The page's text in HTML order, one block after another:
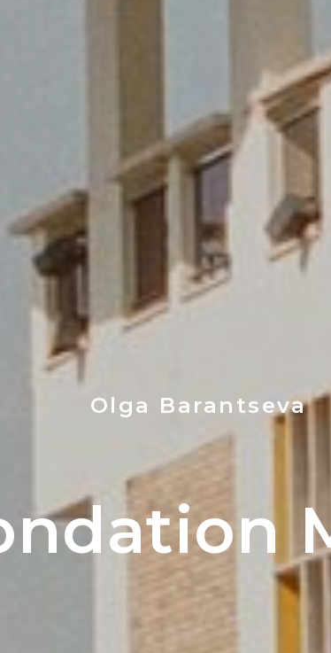
Olga Barantseva